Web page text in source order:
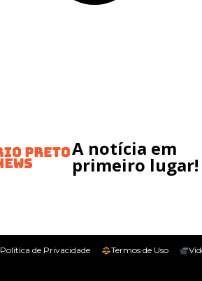
A notícia em
primeiro lugar!
Política de Privacidade Termos de Uso